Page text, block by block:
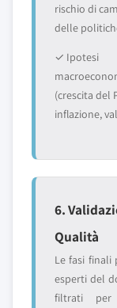
rischio di
delle
✓ Ipotesi
(crescita del
inflazione,
6.
Qualità
Le fasi finali
esperti del
filtrati per